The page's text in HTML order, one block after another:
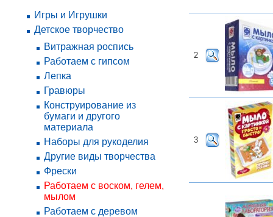
Игры и Игрушки
Детское творчество
Витражная роспись
Работаем с гипсом
Лепка
Гравюры
Конструирование из
бумаги и другого
материала
Наборы для рукоделия
Другие виды творчества
Фрески
Работаем с воском, гелем,
мылом
Работаем с деревом
2
3